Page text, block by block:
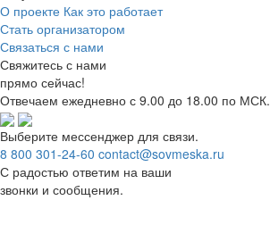
О проекте Как это работает
Стать организатором
Связаться с нами
Свяжитесь с нами
прямо сейчас!
Отвечаем ежедневно с 9.00 до 18.00 по МСК.
Выберите мессенджер для связи.
8 800 301-24-60 contact@sovmeska.ru
С радостью ответим на ваши
звонки и сообщения.